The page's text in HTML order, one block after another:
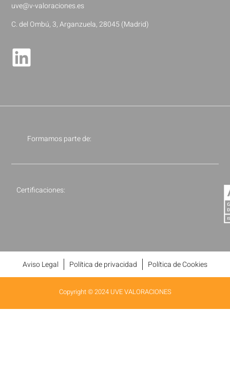
uve@v-valoraciones.es
C. del Ombú, 3, Arganzuela, 28045 (Madrid)
Formamos parte de:
Certificaciones:
Aviso Legal Política de privacidad Política de Cookies
Copyright © 2024 UVE VALORACIONES